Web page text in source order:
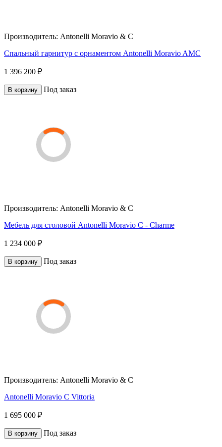
Производитель: Antonelli Moravio & C
Спальный гарнитур с орнаментом Antonelli Moravio AMC
1 396 200 ₽
В корзину Под заказ
Производитель: Antonelli Moravio & C
Мебель для столовой Antonelli Moravio C - Charme
1 234 000 ₽
В корзину Под заказ
Производитель: Antonelli Moravio & C
Antonelli Moravio C Vittoria
1 695 000 ₽
В корзину Под заказ